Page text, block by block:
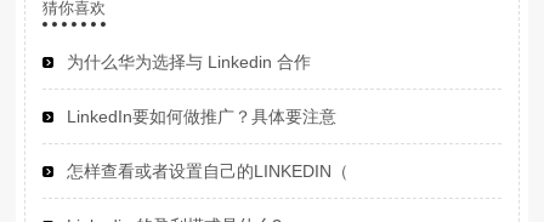
猜你喜欢
为什么华为选择与 Linkedin 合作
LinkedIn要如何做推广？具体要注意
怎样查看或者设置自己的LINKEDIN（